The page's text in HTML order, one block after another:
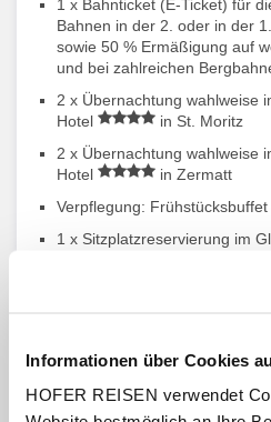
Informationen über Cookies
HOFER REISEN verwendet
1 x Bahnticket (E-Ticket) für
Bahnen in der 2. oder in der
sowie 50 % Ermäßigung auf
und bei zahlreichen
2 x Übernachtung wahlweise
Hotel
in St. Moritz
2 x Übernachtung wahlweise
Hotel
in Zermatt
Verpflegung: Frühstücksbuffet
1 x Sitzplatzreservierung im
1 x Swiss Coupon Pass für
Attraktionen und